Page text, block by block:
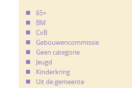
65+
BM
CvB
Gebouwencommissie
Geen categorie
Jeugd
Kinderkring
Uit de gemeente